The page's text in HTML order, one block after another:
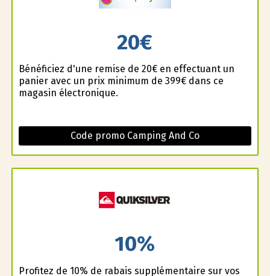
20€
Bénéficiez d'une remise de 20€ en effectuant un
panier avec un prix minimum de 399€ dans ce
magasin électronique.
Code promo Camping And Co
10%
Profitez de 10% de rabais supplémentaire sur vos